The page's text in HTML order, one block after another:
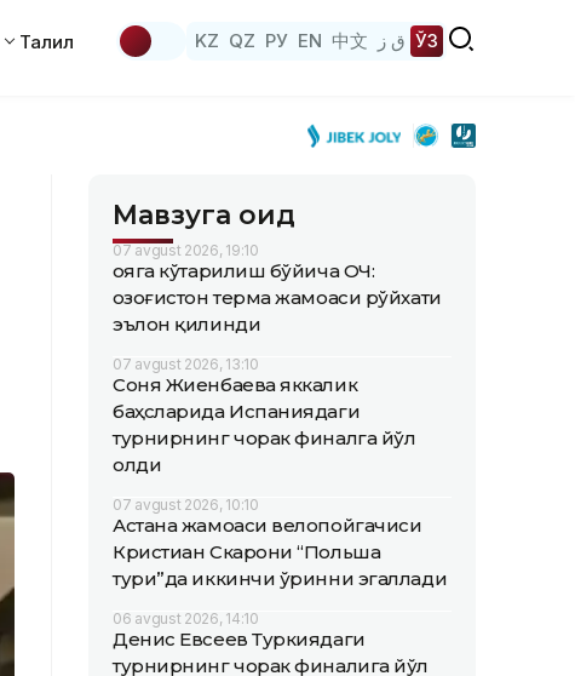
Таҳлил KZ QZ РУ EN 中文 ق ز ЎЗ
Мавзуга оид
07 avgust 2026, 19:10
Қояга кўтарилиш бўйича ОЧ:
Қозоғистон терма жамоаси рўйхати
эълон қилинди
07 avgust 2026, 13:10
Соня Жиенбаева яккалик
баҳсларида Испаниядаги
турнирнинг чорак финалга йўл
олди
07 avgust 2026, 10:10
Астана жамоаси велопойгачиси
Кристиан Скарони “Польша
тури”да иккинчи ўринни эгаллади
06 avgust 2026, 14:10
Денис Евсеев Туркиядаги
турнирнинг чорак финалига йўл